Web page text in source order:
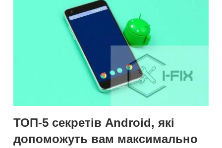
ТОП-5 секретів Android, які
допоможуть вам максимально